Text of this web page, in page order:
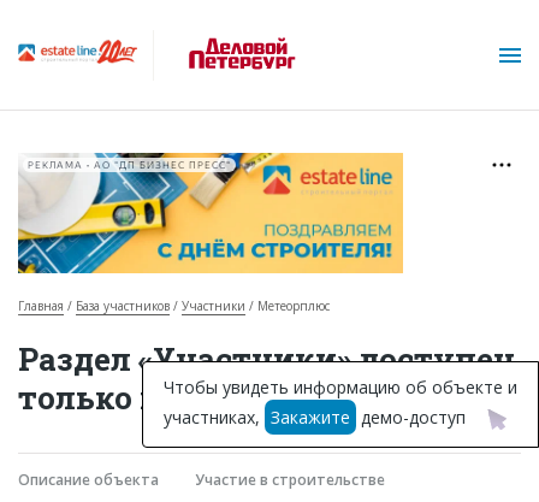
Горячие объекты
База строящихся объектов
Инвестпроекты
РЕКЛАМА • АО "ДП БИЗНЕС ПРЕСС"
Главная База участников Участники Метеорплюс
Раздел «Участники» доступен
только подписчикам
Описание объекта Участие в строительстве
Чтобы увидеть информацию об объекте и
участниках, Закажите демо-доступ